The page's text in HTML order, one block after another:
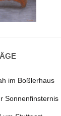
im Boßlerhaus
Sonnenfinsternis